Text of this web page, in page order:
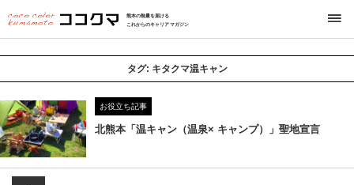
熊本の熱量を届ける
これからのキャリアマガジン
タグ: キタクマ温キャン
お役立ち記事
北熊本「温キャン（温泉× キャンプ）」聖地宣言